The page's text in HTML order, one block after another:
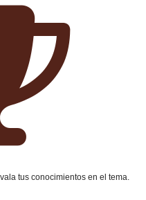
tus conocimientos en el tema.